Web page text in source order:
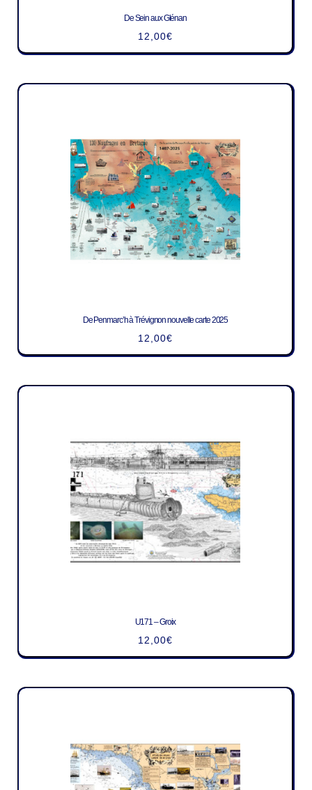
De Sein aux Glénan
12,00€
De Penmarc’h à Trévignon nouvelle carte 2025
12,00€
U171 – Groix
12,00€